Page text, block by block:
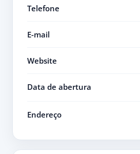
Telefone
E-mail
Website
Data de abertura
Endereço